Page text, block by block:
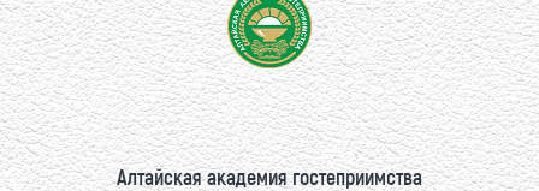
Алтайская академия гостеприимства